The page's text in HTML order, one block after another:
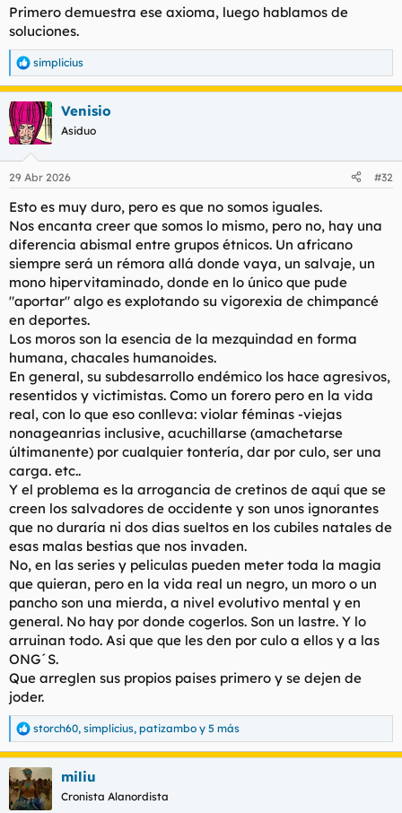
Primero demuestra ese axioma, luego hablamos de
soluciones.
R
e
a
c
c
i
e
:
simplicius
Venisio
Asiduo
29 Abr 2026 #32
Esto es muy duro, pero es que no somos iguales.
Nos encanta creer que somos lo mismo, pero no, hay una
diferencia abismal entre grupos étnicos. Un africano
siempre será un rémora allá donde vaya, un salvaje, un
mono hipervitaminado, donde en lo único que pude
"aportar" algo es explotando su vigorexia de chimpancé
en deportes.
Los moros son la esencia de la mezquindad en forma
humana, chacales humanoides.
En general, su subdesarrollo endémico los hace agresivos,
resentidos y victimistas. Como un forero pero en la vida
real, con lo que eso conlleva: violar féminas -viejas
nonageanrias inclusive, acuchillarse (amachetarse
últimanente) por cualquier tontería, dar por culo, ser una
carga. etc..
Y el problema es la arrogancia de cretinos de aquí que se
creen los salvadores de occidente y son unos ignorantes
que no duraría ni dos dias sueltos en los cubiles natales de
esas malas bestias que nos invaden.
No, en las series y peliculas pueden meter toda la magia
que quieran, pero en la vida real un negro, un moro o un
pancho son una mierda, a nivel evolutivo mental y en
general. No hay por donde cogerlos. Son un lastre. Y lo
arruinan todo. Asi que que les den por culo a ellos y a las
ONG´S.
Que arreglen sus propios paises primero y se dejen de
joder.
R
e
a
c
c
i
storch60, simplicius, patizambo y 5 más
miliu
Cronista Alanordista